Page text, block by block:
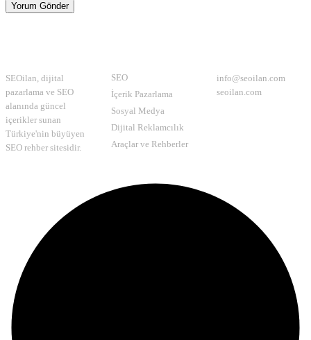
Yorum Gönder
SEOilan, dijital
pazarlama ve SEO
alanında güncel
içerikler sunan
Türkiye'nin büyüyen
SEO rehber sitesidir.
SEO
İçerik Pazarlama
Sosyal Medya
Dijital Reklamcılık
Araçlar ve Rehberler
info@seoilan.com
seoilan.com